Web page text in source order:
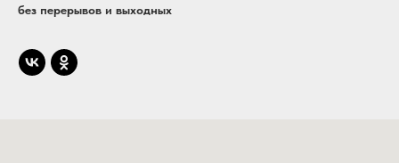
без перерывов и выходных